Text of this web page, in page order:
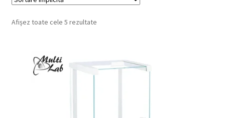
Request a Quote
Service
Afișez toate cele 5 rezultate